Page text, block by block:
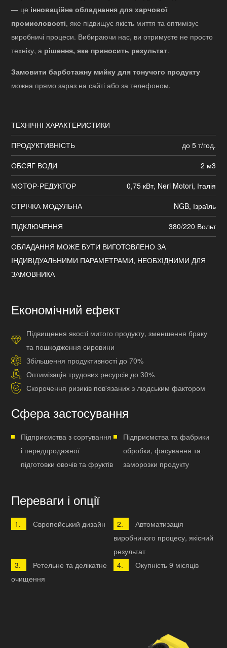
— це інноваційне обладнання для харчової
промисловості, яке підвищує якість миття та оптимізує
виробничі процеси. Вибираючи нас, ви отримуєте не просто
техніку, а рішення, яке приносить результат.
Замовити барботажну мийку для тонучого продукту
можна прямо зараз на сайті або за телефоном.
ТЕХНІЧНІ ХАРАКТЕРИСТИКИ
ПРОДУКТИВНІСТЬ
до 5 т/год.
ОБСЯГ ВОДИ
2 м3
МОТОР-РЕДУКТОР
0,75 кВт, Neri Motori, Італія
СТРІЧКА МОДУЛЬНА
NGB, Ізраїль
ПІДКЛЮЧЕННЯ
380/220 Вольт
ОБЛАДАННЯ МОЖЕ БУТИ ВИГОТОВЛЕНО ЗА
ІНДИВІДУАЛЬНИМИ ПАРАМЕТРАМИ, НЕОБХІДНИМИ ДЛЯ
ЗАМОВНИКА
Економічний ефект
Підвищення якості митого продукту, зменшення браку
та пошкодження сировини
Збільшення продуктивності до 70%
Оптимізація трудових ресурсів до 30%
Скорочення ризиків пов'язаних з людським фактором
Сфера застосування
Підприємства з сортування
і передпродажної
підготовки овочів та фруктів
Підприємства та фабрики
обробки, фасування та
заморозки продукту
Переваги і опції
Європейський дизайн
Автоматизація
виробничого процесу, якісний
результат
Ретельне та делікатне
очищення
Окупність 9 місяців